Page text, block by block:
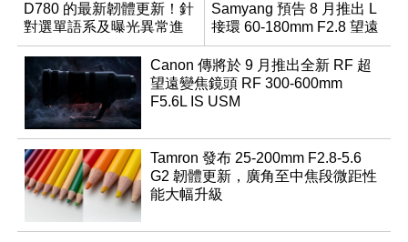
D780 的最新韌體更新！針
對選單語系及曝光異常進
行修復
Samyang 預告 8 月推出 L
接環 60-180mm F2.8 望遠
變焦鏡
Canon 傳將於 9 月推出全新 RF 超
望遠變焦鏡頭 RF 300-600mm
F5.6L IS USM
Tamron 發布 25-200mm F2.8-5.6
G2 韌體更新，廣角至中焦段微距性
能大幅升級